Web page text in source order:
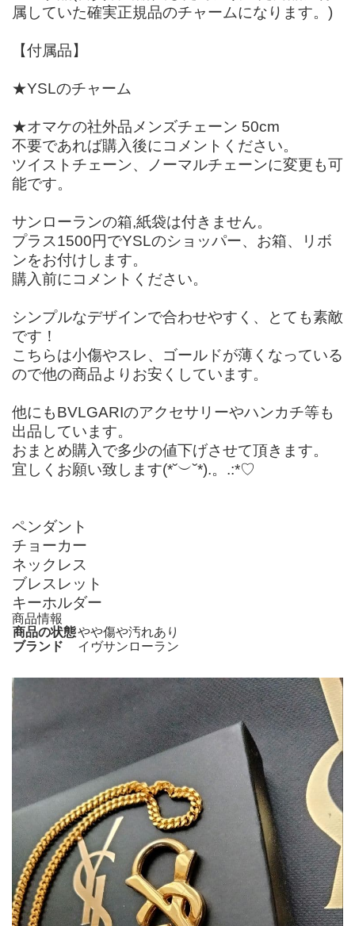
属していた確実正規品のチャームになります。)
【付属品】
★YSLのチャーム
★オマケの社外品メンズチェーン 50cm
不要であれば購入後にコメントください。
ツイストチェーン、ノーマルチェーンに変更も可
能です。
サンローランの箱,紙袋は付きません。
プラス1500円でYSLのショッパー、お箱、リボ
ンをお付けします。
購入前にコメントください。
シンプルなデザインで合わせやすく、とても素敵
です！
こちらは小傷やスレ、ゴールドが薄くなっている
ので他の商品よりお安くしています。
他にもBVLGARIのアクセサリーやハンカチ等も
出品しています。
おまとめ購入で多少の値下げさせて頂きます。
宜しくお願い致します(*˘︶˘*).。.:*♡
ペンダント
チョーカー
ネックレス
ブレスレット
キーホルダー
商品情報
商品の状態やや傷や汚れあり
ブランド
イヴサンローラン